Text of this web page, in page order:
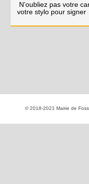
N’oubliez pas votre
votre stylo pour signer
© 2018-2021 Mairie de